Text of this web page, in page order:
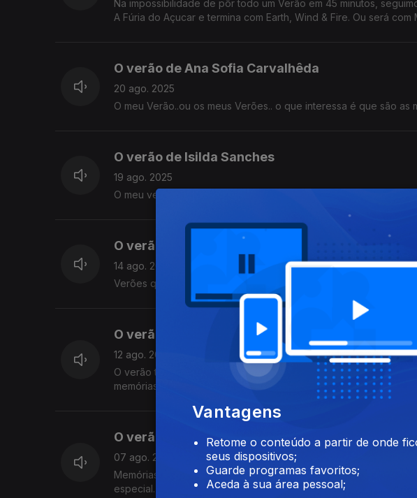
Na impossibilidade de pôr todo um Verão em 45 minutos,
A Fúria do Açucar e termina com Earth, Wind & Fire. Ou será com
O verão de Ana Sofia Carvalhêda
20 ago. 2025
O verão de Isilda Sanches
19 ago. 2025
O meu verão tende a ser preguiçoso, por isso fiz uma seleção
O verão de José Carlos Trindade
14 ago. 2025
Verões que foram especiais para o locutor da Antena 1. Histórias
O verão de Filomena Crespo
12 ago. 2025
O verão também se faz de música, daquela que deixa saudades
memórias, temos paragem obrigatória no Brasil, mas não só. E
O verão de Rui Alves de Sousa
07 ago. 2025
Memórias de vários Verões com a rádio sempre presente. Uma
especial.
Vantagens
Retome o conteúdo a partir de onde
seus dispositivos;
Guarde programas favoritos;
Aceda à sua área pessoal;